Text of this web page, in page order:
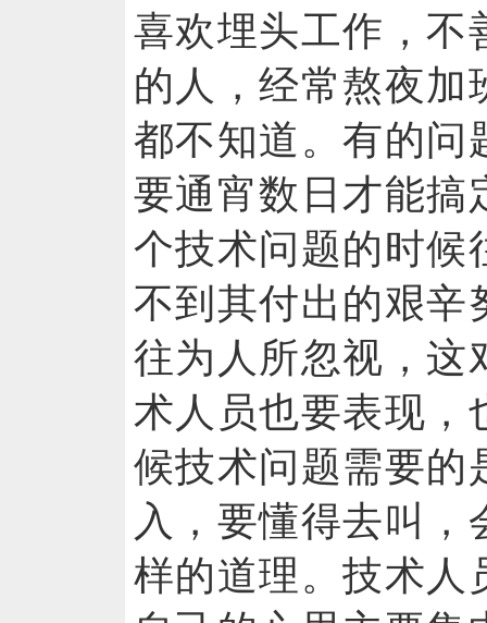
喜欢埋头工作，不
的人，经常熬夜加
都不知道。有的问
要通宵数日才能搞
个技术问题的时候
不到其付出的艰辛
往为人所忽视，这
术人员也要表现，
候技术问题需要的
入，要懂得去叫
样的道理。技术人